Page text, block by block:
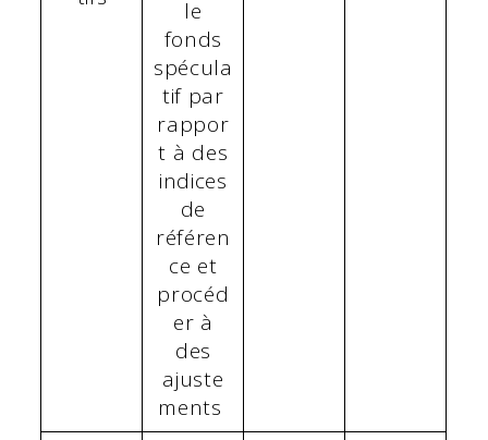
le
fonds
spécula
tif par
rappor
t à des
indices
de
référen
ce et
procéd
er à
des
ajuste
ments